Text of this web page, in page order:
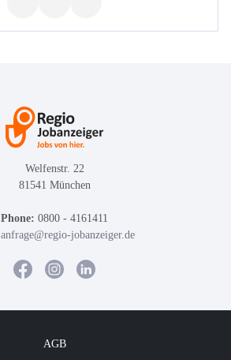
Welfenstr. 22
81541 München
Phone: 0800 - 4161411
anfrage@regio-jobanzeiger.de
AGB